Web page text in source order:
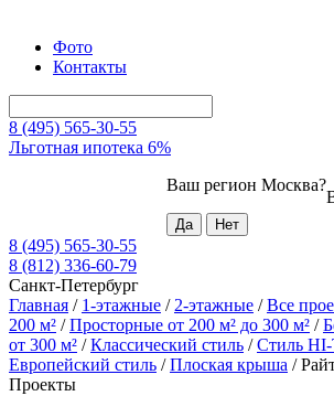
Фото
Контакты
8 (495) 565-30-55
Льготная ипотека 6%
Ваш регион Москва?
8 (495) 565-30-55
8 (812) 336-60-79
Санкт-Петербург
Главная / 1-этажные / 2-этажные /Все
200 м² /Просторные от 200 м² до 300 м² /
от 300 м² /Классический стиль /Стиль
Европейский стиль /Плоская крыша /
Проекты